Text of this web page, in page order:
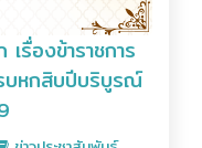
รื่องข้าราชการ
บหกสิบปีบริบูรณ์